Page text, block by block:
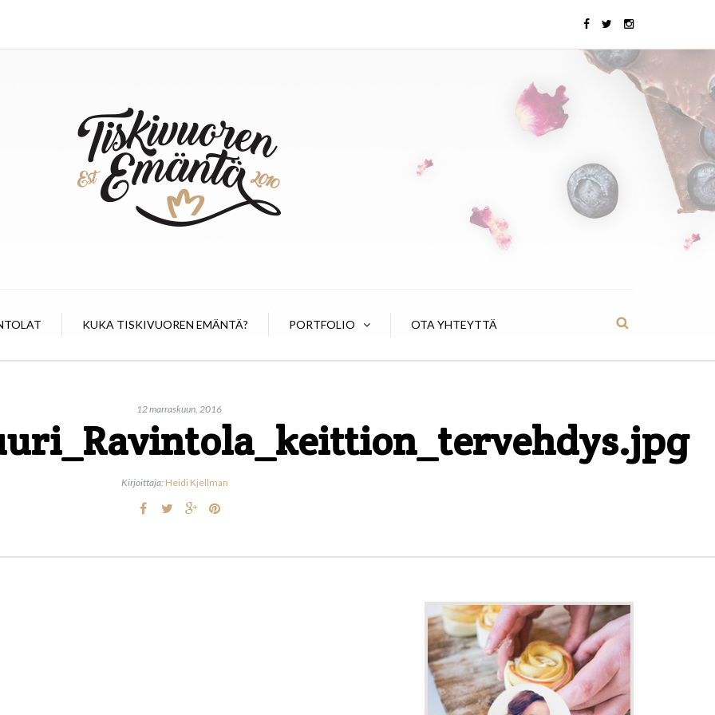
KUKA TISKIVUOREN EMÄNTÄ? PORTFOLIO OTA YHTEYTTÄ
12 marraskuun, 2016
Kirjoittaja: Heidi Kjellman